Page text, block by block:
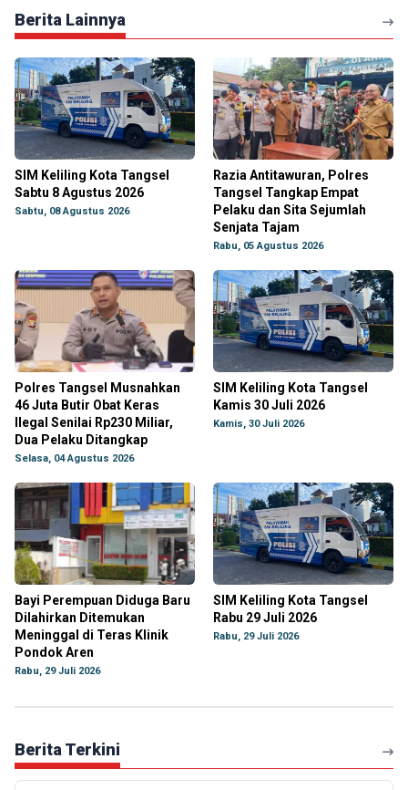
Berita Lainnya
SIM Keliling Kota Tangsel
Sabtu 8 Agustus 2026
Sabtu, 08 Agustus 2026
Razia Antitawuran, Polres
Tangsel Tangkap Empat
Pelaku dan Sita Sejumlah
Senjata Tajam
Rabu, 05 Agustus 2026
Polres Tangsel Musnahkan
46 Juta Butir Obat Keras
Ilegal Senilai Rp230 Miliar,
Dua Pelaku Ditangkap
Selasa, 04 Agustus 2026
SIM Keliling Kota Tangsel
Kamis 30 Juli 2026
Kamis, 30 Juli 2026
Bayi Perempuan Diduga Baru
Dilahirkan Ditemukan
Meninggal di Teras Klinik
Pondok Aren
Rabu, 29 Juli 2026
SIM Keliling Kota Tangsel
Rabu 29 Juli 2026
Rabu, 29 Juli 2026
Berita Terkini